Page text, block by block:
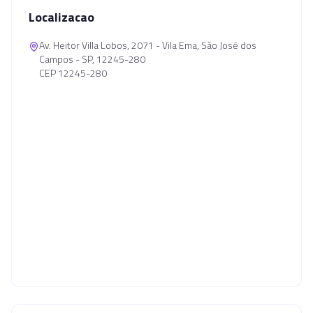
Localizacao
Av. Heitor Villa Lobos, 2071 - Vila Ema, São José dos
Campos - SP, 12245-280
CEP 12245-280